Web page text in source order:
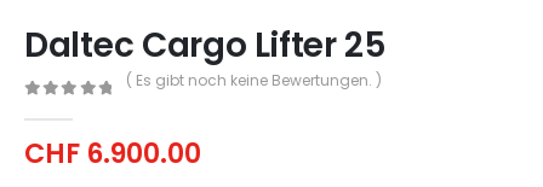
Daltec Cargo Lifter 25
( Es gibt noch keine Bewertungen. )
CHF 6.900.00